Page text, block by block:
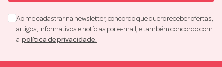
Ao me cadastrar na newsletter, concordo que quero receber ofertas,
artigos, informativos e notícias por e-mail, e também concordo com
a política de privacidade.